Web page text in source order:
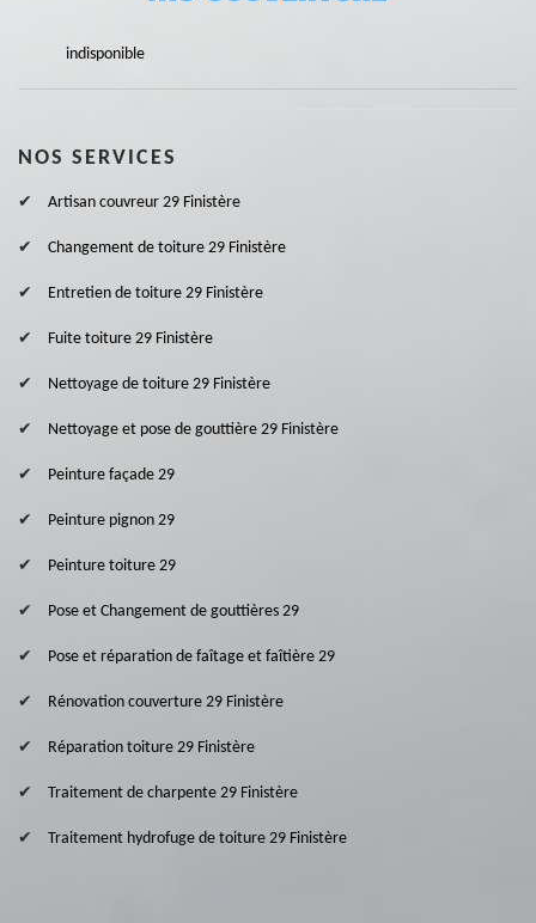
indisponible
NOS SERVICES
Artisan couvreur 29 Finistère
Changement de toiture 29 Finistère
Entretien de toiture 29 Finistère
Fuite toiture 29 Finistère
Nettoyage de toiture 29 Finistère
Nettoyage et pose de gouttière 29 Finistère
Peinture façade 29
Peinture pignon 29
Peinture toiture 29
Pose et Changement de gouttières 29
Pose et réparation de faîtage et faîtière 29
Rénovation couverture 29 Finistère
Réparation toiture 29 Finistère
Traitement de charpente 29 Finistère
Traitement hydrofuge de toiture 29 Finistère